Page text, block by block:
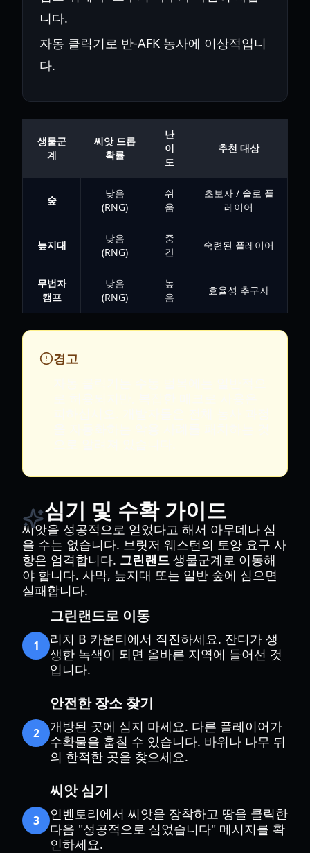
니다.
자동 클릭기로 반-AFK 농사에 이상적입니
다.
생물군
계
씨앗 드롭
확률
난
이
도
추천 대상
숲
낮음
(RNG)
쉬
움
초보자 / 솔로 플
레이어
늪지대
낮음
(RNG)
중
간
숙련된 플레이어
무법자
캠프
낮음
(RNG)
높
음
효율성 추구자
경고
심기 및 수확 가이드
씨앗을 성공적으로 얻었다고 해서 아무데나 심
을 수는 없습니다. 브릿저 웨스턴의 토양 요구 사
항은 엄격합니다. 그린랜드 생물군계로 이동해
야 합니다. 사막, 늪지대 또는 일반 숲에 심으면
실패합니다.
1
그린랜드로 이동
리치 B 카운티에서 직진하세요. 잔디가 생
생한 녹색이 되면 올바른 지역에 들어선 것
입니다.
2
안전한 장소 찾기
개방된 곳에 심지 마세요. 다른 플레이어가
수확물을 훔칠 수 있습니다. 바위나 나무 뒤
의 한적한 곳을 찾으세요.
3
씨앗 심기
인벤토리에서 씨앗을 장착하고 땅을 클릭한
다음 "성공적으로 심었습니다" 메시지를 확
인하세요.